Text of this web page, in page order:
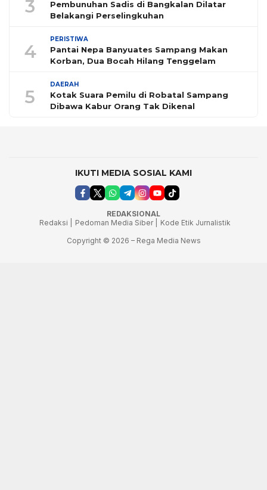
3
Pembunuhan Sadis di Bangkalan Dilatar
Belakangi Perselingkuhan
4
PERISTIWA
Pantai Nepa Banyuates Sampang Makan
Korban, Dua Bocah Hilang Tenggelam
5
DAERAH
Kotak Suara Pemilu di Robatal Sampang
Dibawa Kabur Orang Tak Dikenal
IKUTI MEDIA SOSIAL KAMI
REDAKSIONAL
Redaksi |
Pedoman Media Siber |
Kode Etik Jurnalistik
Copyright © 2026 – Rega Media News